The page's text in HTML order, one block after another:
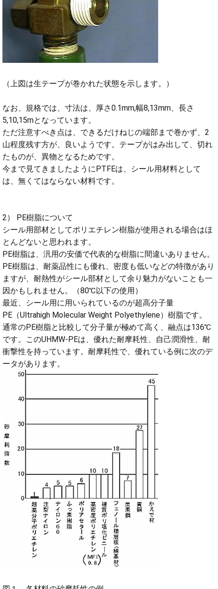
（上図は生テープが巻かれた状態を示します。）
なお、規格では、寸法は、厚さ0.1mm,幅8,13mm、長さ
5,10,15mとなっています。
ただ注意すべき点は、できるだけねじの端部まで巻かず、2
山程度残す方が、良いようです。テープがはみ出して、切れ
たものが、異物となるためです。
今まで見てきましたようにPTFEは、シール用材料として
は、無くてはならない材料です。
2） PE樹脂について
シール用部材としてポリエチレン樹脂が使用される場合はほ
とんどないと思われます。
PE樹脂は、汎用の安価で代表的な樹脂に間違いありません。
PE樹脂は、耐薬品性にも優れ、密度も低いなどの特徴があり
ますが、耐熱性がシール部材として余り魅力がないことも一
因かもしれません。（80℃以下の使用）
最近、シール用に用いられているのが超高分子量
PE（Ultrahigh Molecular Weight Polyethylene）樹脂です。
通常のPE樹脂と比較して分子量が極めて高く、融点は136℃
です。このUHMW-PEは、優れた耐摩耗性、自己潤滑性、耐
衝撃性を持っています。耐摩耗性で、優れている例に次のデ
ータがあります。